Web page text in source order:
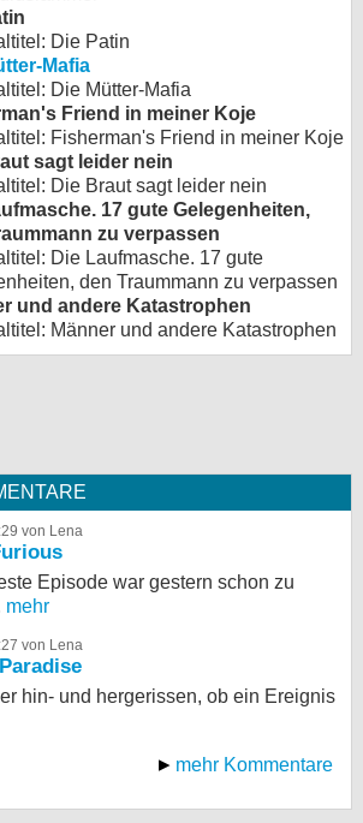
Die Patin
Mafia
Die Mütter-Mafia
Friend in meiner Koje
Fisherman's Friend in meiner Koje
sagt leider nein
Die Braut sagt leider nein
17 gute Gelegenheiten,
zu verpassen
Die Laufmasche. 17 gute
den Traummann zu verpassen
und andere Katastrophen
Männer und andere Katastrophen
von Lena
Episode war gestern schon zu
mehr
von Lena
hin- und hergerissen, ob ein Ereignis
mehr Kommentare